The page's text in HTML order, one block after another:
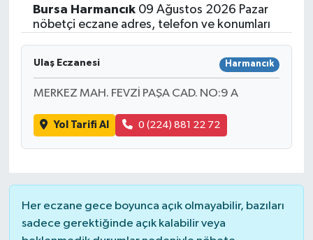
Bursa Harmancık09 Ağustos 2026 Pazar
nöbetçi eczane adres, telefon ve konumları
Ulaş Eczanesi Harmancık
MERKEZ MAH. FEVZİ PAŞA CAD. NO:9 A
Yol Tarifi Al 0 (224) 881 22 72
Her eczane gece boyunca açık olmayabilir, bazıları
sadece gerektiğinde açık kalabilir veya
KÜLTÜR
TURİZM
MAGAZİN
VEFAT
BİLİM&TEKNOLOJİ
BÖLGE
TÜRKİYE